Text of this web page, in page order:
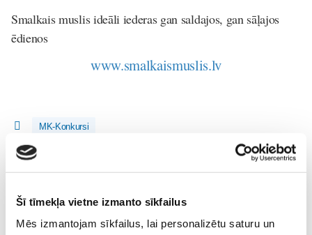
Šī tīmekļa vietne izmanto sīkfailus
Mēs izmantojam sīkfailus, lai personalizētu saturu un
Smalkais muslis ideāli iederas gan saldajos, gan sāļajos
ēdienos
www.smalkaismuslis.lv
MK-Konkursi
Lasi vēl
Sākam jauno Māmiņu Brokastu sezonu 9. septembrī!
Sievietēm